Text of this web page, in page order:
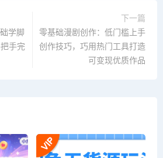
学脚
手完
下一篇
零基础漫剧创作：低门槛上手
创作技巧，巧用热门工具打造
可变现优质作品